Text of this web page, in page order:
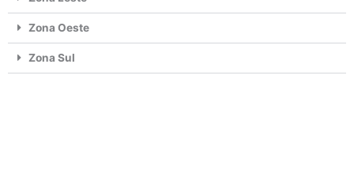
Zona Oeste
Zona Sul